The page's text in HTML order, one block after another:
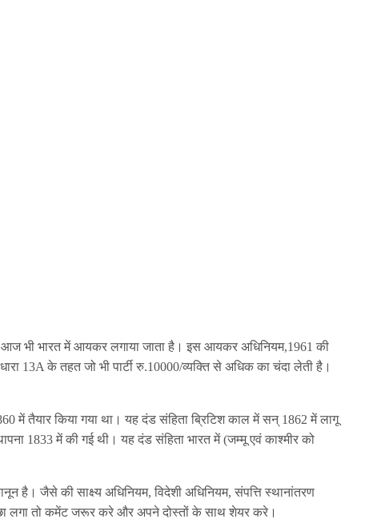
भी भारत में आयकर लगाया जाता है। इस आयकर अधिनियम,1961 की
13A के तहत जो भी पार्टी रु.10000/व्यक्ति से अधिक का चंदा लेती है।
में तैयार किया गया था। यह दंड संहिता ब्रिटिश काल में सन् 1862 में लागू
1833 में की गई थी। यह दंड संहिता भारत में (जम्मू एवं काश्मीर को
है। जैसे की साक्ष्य अधिनियम, विदेशी अधिनियम, संपत्ति स्थानांतरण
लगा तो कमेंट जरूर करे और अपने दोस्तों के साथ शेयर करे।